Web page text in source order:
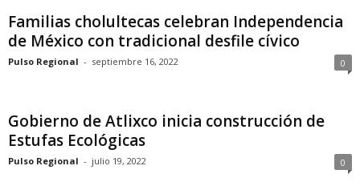
Familias cholultecas celebran Independencia
de México con tradicional desfile cívico
Pulso Regional - septiembre 16, 2022 0
Gobierno de Atlixco inicia construcción de
Estufas Ecológicas
Pulso Regional - julio 19, 2022 0